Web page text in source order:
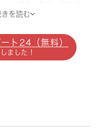
広々と空間を利用すること
相談可能です。お気軽に
お引越しにもうれしい、
空き部屋となっておりま
飯能近くに立地する賃貸
きを読む
ト24（無料）
ました！